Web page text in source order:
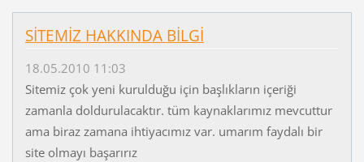
SİTEMİZ HAKKINDA BİLGİ
18.05.2010 11:03
Sitemiz çok yeni kurulduğu için başlıkların içeriği
zamanla doldurulacaktır. tüm kaynaklarımız mevcuttur
ama biraz zamana ihtiyacımız var. umarım faydalı bir
site olmayı başarırız